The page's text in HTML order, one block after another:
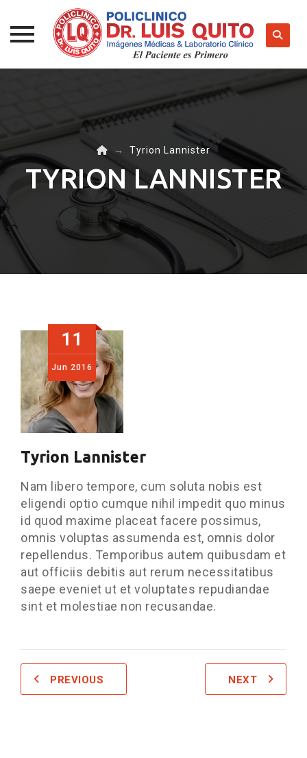
→ Tyrion Lannister
TYRION LANNISTER
11
Jun 2016
Tyrion Lannister
Nam libero tempore, cum soluta nobis est
eligendi optio cumque nihil impedit quo minus
id quod maxime placeat facere possimus,
omnis voluptas assumenda est, omnis dolor
repellendus. Temporibus autem quibusdam et
aut officiis debitis aut rerum necessitatibus
saepe eveniet ut et voluptates repudiandae
sint et molestiae non recusandae.
PREVIOUS NEXT